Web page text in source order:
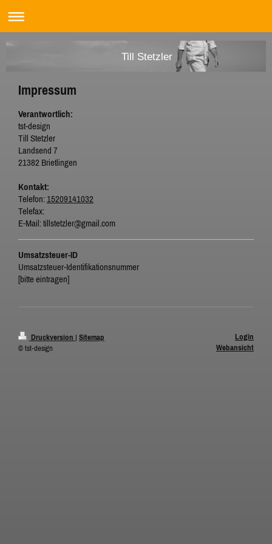
Till Stetzler
Impressum
Verantwortlich:
tst-design
Till Stetzler
Landsend 7
21382 Brietlingen
Kontakt:
Telefon:15209141032
Telefax:
E-Mail:tillstetzler@gmail.com
Umsatzsteuer-ID
Umsatzsteuer-Identifikationsnummer
[bitte eintragen]
Druckversion | Sitemap
© tst-design
Login
Webansicht